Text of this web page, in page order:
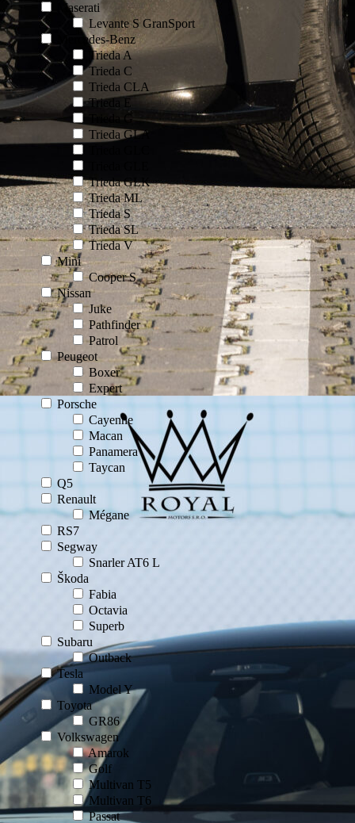
Maserati
Levante S GranSport
Mercedes-Benz
Trieda A
Trieda C
Trieda CLA
Trieda E
Trieda G
Trieda GLA
Trieda GLK
Trieda ML
Trieda S
Trieda SL
Trieda V
Mini
Cooper S
Nissan
Juke
Pathfinder
Patrol
Peugeot
Boxer
Expert
Porsche
Cayenne
Macan
Panamera
Taycan
Q5
Renault
Mégane
RS7
Segway
Snarler AT6 L
Škoda
Fabia
Octavia
Superb
Subaru
Outback
Tesla
Model Y
Toyota
GR86
Volkswagen
Amarok
Golf
Multivan T5
Multivan T6
Passat